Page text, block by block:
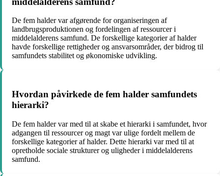
De fem halder var afgørende for organiseringen af
landbrugsproduktionen og fordelingen af ressourcer i
middelalderens samfund. De forskellige kategorier af halder
havde forskellige rettigheder og ansvarsområder, der bidrog til
samfundets stabilitet og økonomiske udvikling.
Hvordan påvirkede de fem halder samfundets
hierarki?
De fem halder var med til at skabe et hierarki i samfundet, hvor
adgangen til ressourcer og magt var ulige fordelt mellem de
forskellige kategorier af halder. Dette hierarki var med til at
opretholde sociale strukturer og uligheder i middelalderens
samfund.